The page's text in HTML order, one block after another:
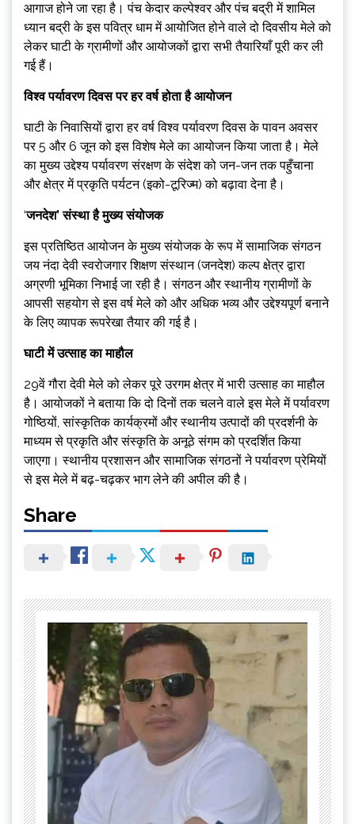
आगाज होने जा रहा है। पंच केदार कल्पेश्वर और पंच बद्री में शामिल
ध्यान बद्री के इस पवित्र धाम में आयोजित होने वाले दो दिवसीय मेले को
लेकर घाटी के ग्रामीणों और आयोजकों द्वारा सभी तैयारियाँ पूरी कर ली
गई हैं।
विश्व पर्यावरण दिवस पर हर वर्ष होता है आयोजन
घाटी के निवासियों द्वारा हर वर्ष विश्व पर्यावरण दिवस के पावन अवसर
पर 5 और 6 जून को इस विशेष मेले का आयोजन किया जाता है। मेले
का मुख्य उद्देश्य पर्यावरण संरक्षण के संदेश को जन-जन तक पहुँचाना
और क्षेत्र में प्रकृति पर्यटन (इको-टूरिज्म) को बढ़ावा देना है।
‘जनदेश’ संस्था है मुख्य संयोजक
इस प्रतिष्ठित आयोजन के मुख्य संयोजक के रूप में सामाजिक संगठन
जय नंदा देवी स्वरोजगार शिक्षण संस्थान (जनदेश) कल्प क्षेत्र द्वारा
अग्रणी भूमिका निभाई जा रही है। संगठन और स्थानीय ग्रामीणों के
आपसी सहयोग से इस वर्ष मेले को और अधिक भव्य और उद्देश्यपूर्ण बनाने
के लिए व्यापक रूपरेखा तैयार की गई है।
घाटी में उत्साह का माहौल
29वें गौरा देवी मेले को लेकर पूरे उरगम क्षेत्र में भारी उत्साह का माहौल
है। आयोजकों ने बताया कि दो दिनों तक चलने वाले इस मेले में पर्यावरण
गोष्ठियों, सांस्कृतिक कार्यक्रमों और स्थानीय उत्पादों की प्रदर्शनी के
माध्यम से प्रकृति और संस्कृति के अनूठे संगम को प्रदर्शित किया
जाएगा। स्थानीय प्रशासन और सामाजिक संगठनों ने पर्यावरण प्रेमियों
से इस मेले में बढ़-चढ़कर भाग लेने की अपील की है।
Share